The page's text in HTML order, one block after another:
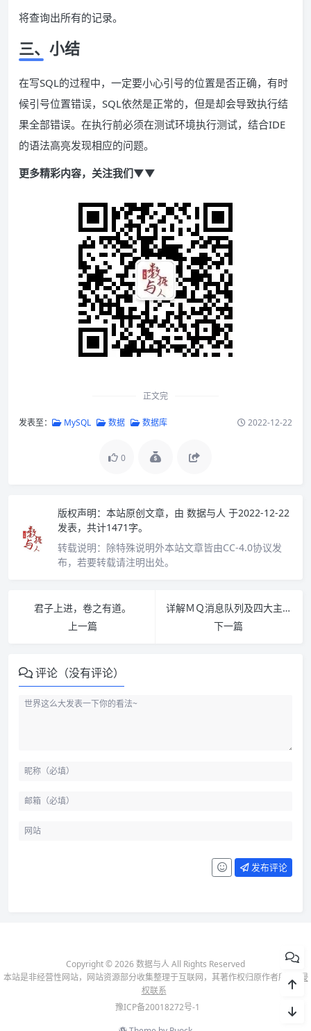
将查询出所有的记录。
三、小结
在写SQL的过程中，一定要小心引号的位置是否正确，有时
候引号位置错误，SQL依然是正常的，但是却会导致执行结
果全部错误。在执行前必须在测试环境执行测试，结合IDE
的语法高亮发现相应的问题。
更多精彩内容，关注我们▼▼
正文完
发表至： MySQL 数据 数据库 2022-12-22
0
版权声明： 本站原创文章，由 数据与人 于2022-12-22
发表，共计1471字。
转载说明： 除特殊说明外本站文章皆由CC-4.0协议发
布，若要转载请注明出处。
君子上进，卷之有道。
上一篇
详解ＭＱ消息队列及四大主流ＭＱ的优缺点
下一篇
评论（没有评论）
发布评论
Copyright © 2026 数据与人 All Rights Reserved
本站是非经营性网站，网站资源部分收集整理于互联网，其著作权归原作者所有-
侵
权联系
豫ICP备20018272号-1